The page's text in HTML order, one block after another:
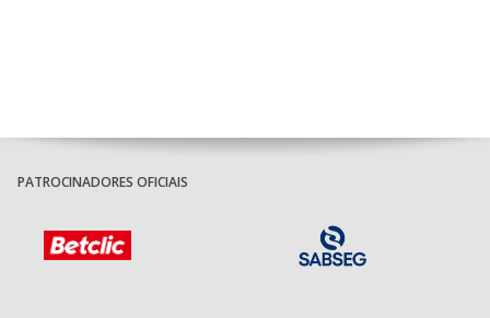
PATROCINADORES OFICIAIS